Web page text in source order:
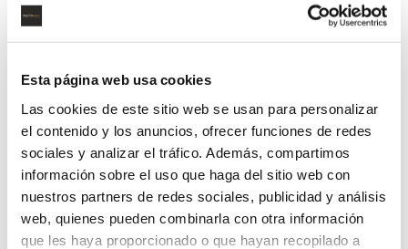
Esta página web usa cookies
Las cookies de este sitio web se usan para personalizar
el contenido y los anuncios, ofrecer funciones de redes
sociales y analizar el tráfico. Además, compartimos
información sobre el uso que haga del sitio web con
nuestros partners de redes sociales, publicidad y análisis
web, quienes pueden combinarla con otra información
que les haya proporcionado o que hayan recopilado a
¿Has olvidado tu contraseña?